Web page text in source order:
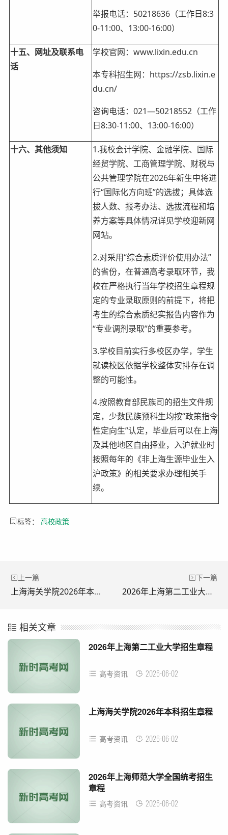
举报电话：50218636（工作日8:3
0-11:00、13:00-16:00）
十五、网址及联系电
话
学校官网：www.lixin.edu.cn
本专科招生网：https://zsb.lixin.e
du.cn/
咨询电话：021—50218552（工作
日8:30-11:00、13:00-16:00）
十六、其他须知
1.我校会计学院、金融学院、国际
经贸学院、工商管理学院、财税与
公共管理学院在2026年新生中将进
行“国际化方向班”的选拔；具体选
拔人数、报考办法、选拔流程和培
养方案等具体情况详见学校迎新网
网站。
2.对采用“综合素质评价使用办法”
的省份，在普通高考录取环节，我
校在严格执行当年学校招生章程规
定的专业录取原则的前提下，将把
考生的综合素质纪实报告内容作为
“专业调剂录取”的重要参考。
3.学校目前实行多校区办学，学生
就读校区依据学校整体安排存在调
整的可能性。
4.按照教育部民族司的招生文件规
定，少数民族预科生均按“政策指令
性定向生”认定，毕业后可以在上海
及其他地区自由择业，入沪就业时
按照每年的《非上海生源毕业生入
沪政策》的相关要求办理相关手
续。
标签： 高校政策
上一篇
上海海关学院2026年本科招生章程
下一篇
2026年上海第二工业大学招生章程
相关文章
2026年上海第二工业大学招生章程
高考资讯 2026-06-02
上海海关学院2026年本科招生章程
高考资讯 2026-06-02
2026年上海师范大学全国统考招生
章程
高考资讯 2026-06-02